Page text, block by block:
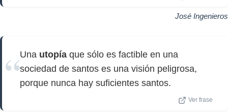
José Ingenieros
Una utopía que sólo es factible en una
sociedad de santos es una visión peligrosa,
porque nunca hay suficientes santos.
Ver frase